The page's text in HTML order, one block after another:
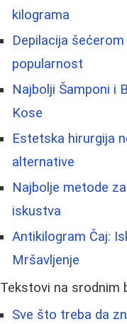
kilograma
Depilacija
popularnost
Najbolji Šamponi i
Kose
Estetska hirurgija
alternative
Najbolje metode
iskustva
Antikilogram Čaj:
Mršavljenje
Tekstovi na srodnim
Sve što treba da